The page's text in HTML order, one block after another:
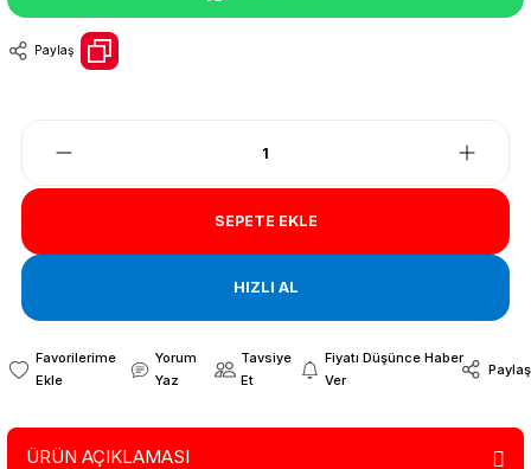
Paylaş
SEPETE EKLE
HIZLI AL
Yorum
Yaz
Tavsiye
Et
Fiyatı Düşünce Haber
Ver
Paylaş
ÜRÜN AÇIKLAMASI